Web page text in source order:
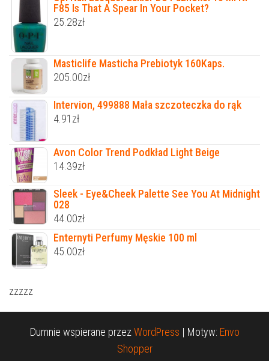
F85 Is That A Spear In Your Pocket?
25.28zł
Masticlife Masticha Prebiotyk 160Kaps.
205.00zł
Intervion, 499888 Mała szczoteczka do rąk
4.91 zł
Avon Color Trend Podkład Light Beige
14.39zł
Sleek - Eye&Cheek Palette See You At Midnight
028
44.00zł
Enternyti Perfumy Męskie 100 ml
45.00zł
zzzzz
Dumnie wspierane przez WordPress | Motyw: Envo
Shopper